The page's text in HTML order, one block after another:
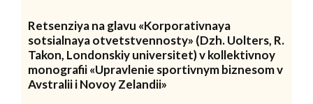
Retsenziya na glavu «Korporativnaya
sotsialnaya otvetstvennosty» (Dzh. Uolters, R.
Takon, Londonskiy universitet) v kollektivnoy
monografii «Upravlenie sportivnym biznesom v
Avstralii i Novoy Zelandii»